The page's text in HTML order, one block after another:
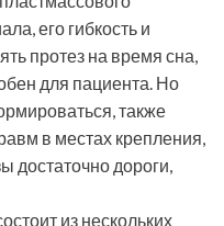
его гибкость и
протез на время сна,
для пациента. Но
также
в местах крепления,
достаточно дороги,
из нескольких